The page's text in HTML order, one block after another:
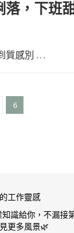
，下班
質感別 …
6
工作靈感
識給你，不漏接
更多風景🌿